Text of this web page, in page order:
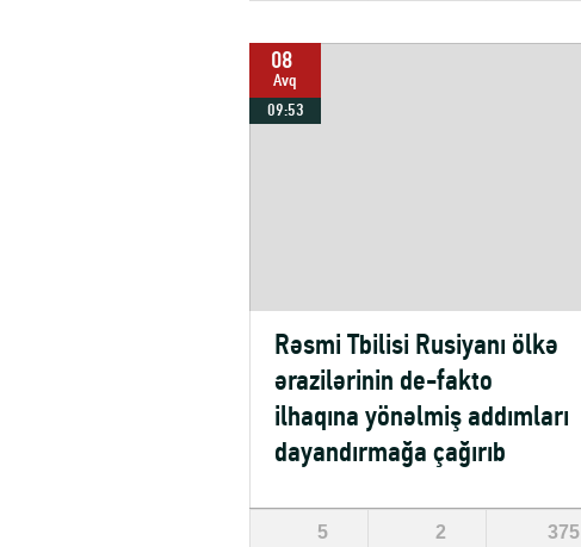
08
Avq
09:53
Rəsmi Tbilisi Rusiyanı ölkə
ərazilərinin de-fakto
ilhaqına yönəlmiş addımları
dayandırmağa çağırıb
5 2 375